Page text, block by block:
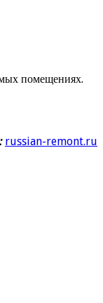
помещениях.
russian-remont.ru